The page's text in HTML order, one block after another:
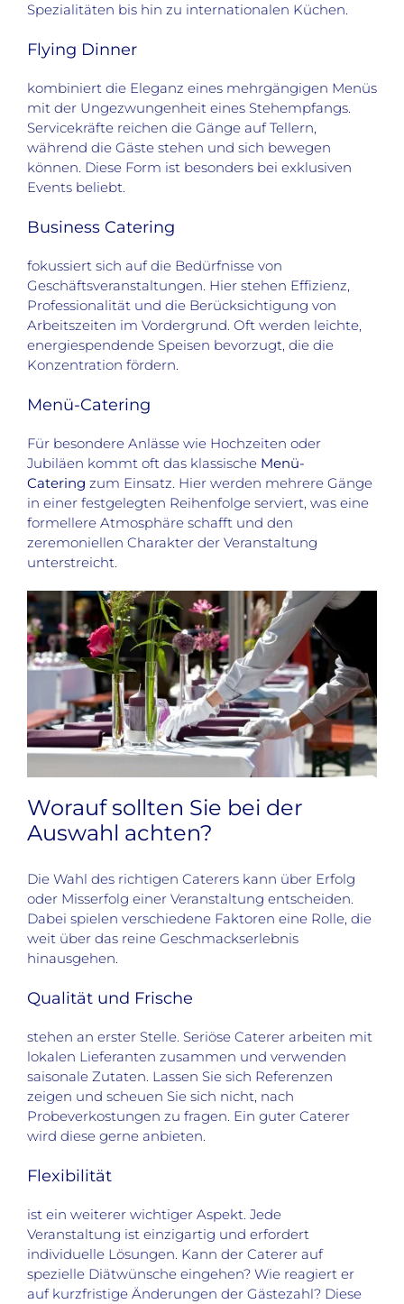
Spezialitäten bis hin zu internationalen Küchen.
Flying Dinner
kombiniert die Eleganz eines mehrgängigen Menüs
mit der Ungezwungenheit eines Stehempfangs.
Servicekräfte reichen die Gänge auf Tellern,
während die Gäste stehen und sich bewegen
können. Diese Form ist besonders bei exklusiven
Events beliebt.
Business Catering
fokussiert sich auf die Bedürfnisse von
Geschäftsveranstaltungen. Hier stehen Effizienz,
Professionalität und die Berücksichtigung von
Arbeitszeiten im Vordergrund. Oft werden leichte,
energiespendende Speisen bevorzugt, die die
Konzentration fördern.
Menü-Catering
Für besondere Anlässe wie Hochzeiten oder
Jubiläen kommt oft das klassische Menü-
Catering zum Einsatz. Hier werden mehrere Gänge
in einer festgelegten Reihenfolge serviert, was eine
formellere Atmosphäre schafft und den
zeremoniellen Charakter der Veranstaltung
unterstreicht.
Worauf sollten Sie bei der
Auswahl achten?
Die Wahl des richtigen Caterers kann über Erfolg
oder Misserfolg einer Veranstaltung entscheiden.
Dabei spielen verschiedene Faktoren eine Rolle, die
weit über das reine Geschmackserlebnis
hinausgehen.
Qualität und Frische
stehen an erster Stelle. Seriöse Caterer arbeiten mit
lokalen Lieferanten zusammen und verwenden
saisonale Zutaten. Lassen Sie sich Referenzen
zeigen und scheuen Sie sich nicht, nach
Probeverkostungen zu fragen. Ein guter Caterer
wird diese gerne anbieten.
Flexibilität
ist ein weiterer wichtiger Aspekt. Jede
Veranstaltung ist einzigartig und erfordert
individuelle Lösungen. Kann der Caterer auf
spezielle Diätwünsche eingehen? Wie reagiert er
auf kurzfristige Änderungen der Gästezahl? Diese